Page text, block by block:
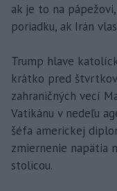
ak je to na
poriadku, ak Irán
Trump hlave
krátko pred
zahraničných vecí
Vatikánu v nedeľu
šéfa americkej
zmiernenie napätia
stolicou.